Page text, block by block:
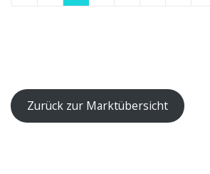
Zurück zur Marktübersicht